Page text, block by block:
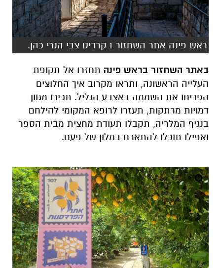
ראש פינה אתר השחזור 1 קרדיט צבי הנרי כהן.
באתר השחזור בראש פינה תחזרו אל תקופת
העלייה הראשונה, ותראו מקרוב איך החלוצים
הפריחו את השממה באצבע הגליל. תכירו מגוון
דמויות מרתקות, תעזרו לרופא המקומי להילחם
בנגיף המלריה, תקבלו תעודת מחצית מבית הספר
ואפילו תוכלו להתארח במלון של פעם.